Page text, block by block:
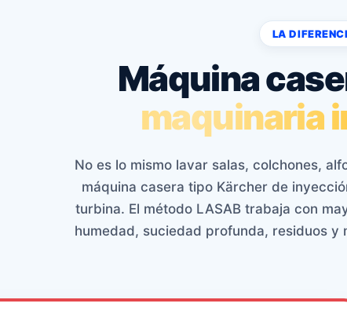
LA
Máquina
maquinaria
No es lo mismo lavar salas, colchones,
máquina casera tipo Kärcher de
turbina. El método LASAB trabaja con
humedad, suciedad profunda, residuos